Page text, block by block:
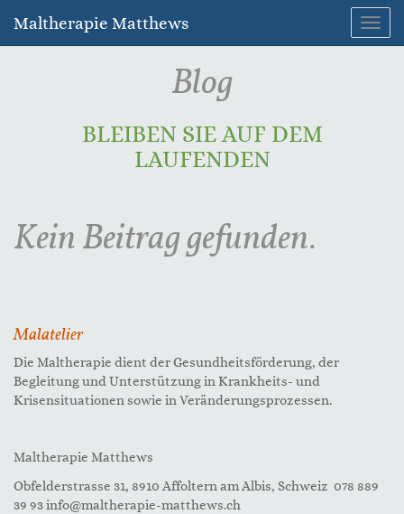
Maltherapie Matthews
Blog
BLEIBEN SIE AUF DEM
LAUFENDEN
Kein Beitrag gefunden.
Malatelier
Die Maltherapie dient der Gesundheitsförderung, der
Begleitung und Unterstützung in Krankheits- und
Krisensituationen sowie in Veränderungsprozessen.
Maltherapie Matthews
Obfelderstrasse 31, 8910 Affoltern am Albis, Schweiz 078 889
39 93 info@maltherapie-matthews.ch